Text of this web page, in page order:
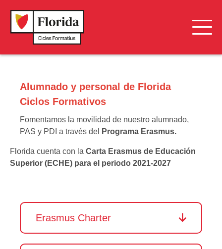
Estudiantes Internacionales
Proyectos Europeos
Alumnado y personal de Florida
Ciclos Formativos
Fomentamos la movilidad de nuestro alumnado,
PAS y PDI a través del
Programa Erasmus.
Florida cuenta con la Carta Erasmus de Educación
Superior (ECHE) para el periodo 2021-2027
Erasmus Charter